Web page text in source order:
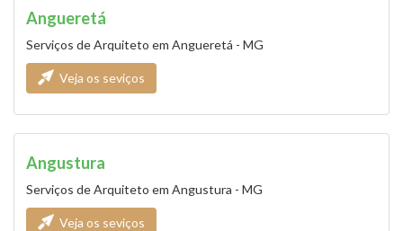
Angueretá
Serviços de Arquiteto em Angueretá - MG
Veja os seviços
Angustura
Serviços de Arquiteto em Angustura - MG
Veja os seviços